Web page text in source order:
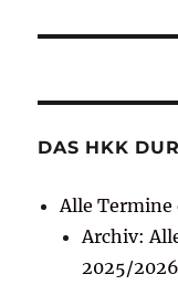
DAS HKK
Alle Termine
Archiv:
2025/2026